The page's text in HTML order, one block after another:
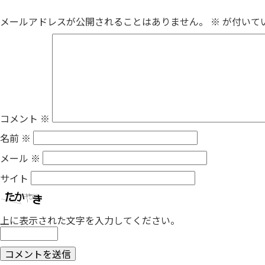
メールアドレスが公開されることはありません。 ※ が付いて
コメント ※
名前 ※
メール ※
サイト
上に表示された文字を入力してください。